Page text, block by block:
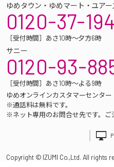
ゆめタウン・ゆめマート・ユアー
0120-37-
［受付時間］あさ10時～夕方6時
サニー
0120-93-
［受付時間］あさ10時～よる9時
ゆめオンラインカスタマーセンター
※通話料は無料です。
※ネット専用のお問合せ先です。ご
Copyright © IZUMI Co.,Ltd. All rights